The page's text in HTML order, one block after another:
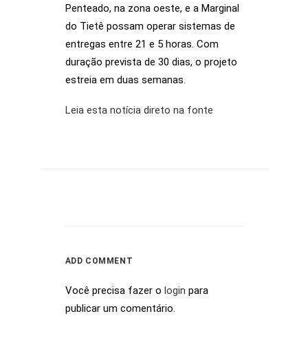
Penteado, na zona oeste, e a Marginal
do Tietê possam operar sistemas de
entregas entre 21 e 5 horas. Com
duração prevista de 30 dias, o projeto
estreia em duas semanas.
Leia esta notícia direto na fonte
ADD COMMENT
Você precisa fazer o login para
publicar um comentário.